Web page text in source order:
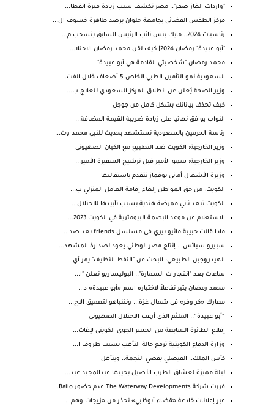
"واردات الغاز صفر".. مصر تكشف سبب زيادة فترة انقطا...
مركز الطقس الفضائي بجامعة حلوان يرصد ظاهرة خسوف ال...
رئاسيات 2024.. مايك بنس نائب الرئيس السابق ينسحب م...
"أبو عبيدة" رمضان 2024| كيف لقن محمد رمضان الاحتلا...
محمد رمضان "شخصيتي القادمة هي أبو عبيدة"
السعودية نمو التأمين الطبي الخاص 5 أضعاف خلال الفت...
وزير الصحة يُعلن عن انطلاق المركز السعودي للعلاج ب...
كيف تحذف بياناتك بشكل كامل من جوجل
النواب يوافق نهائيا على زيادة ضريبة القيمة المضافة...
رئاسة الحرمين بالسعودية تستشهد بحديث للنبي محمد وت...
وزير الخارجية: الكويت ضد التطبيع مع الكيان الصهيوني
وزير الخارجية: سمو الأمير قبل ترشيح السفيرة الأمير...
وزيرة الأشغال أماني بوقماز تتقدم باستقالتها
الكويت: من حق المواطن إلغاء إقامة العامل المنزلي ب...
الكويت تبعد ثاني ممرضة هندية بسبب تأييدها للاحتلال...
الاستعلام عن موعد البصمة البيومترية في الكويت 2023...
ماذا قالت حبيبة ماثيو بيري فى مسلسل friends بعد صد...
سبيرو سباتس .. إنتاج مصر الوطني يعود لصدارة المشهد...
الهيدروجين الطبيعي: البحث عن "النفط النظيف" يمر أي...
ساعات بعد "انفجارات السمارة".. البوليساريو تعلن "ا...
محمد رمضان يثير تفاعلاً لاختياره اسم «أبو عبيدة» د...
معارك «كر وفر» في شمال غزة... ونتنياهو لتعميق الاج...
“أبو عبيدة”.. الملثم الذي أرعب الاحتلال الصهيوني
إقلاع الطائرة السابعة من الجسر الجوي الكويتي لإغاث...
وزارة الدفاع الكويتية ترفع حالة التأهب بسبب ظروف ا...
كأس الملك.. الفيصلي يقصي النجمة.. ويتأهل
ليلة مميزة لعشاق الطرب الأصيل يحييها عبدالمجيد عبد...
قررت شركة The Waterway Developments عدم حضور Ballo...
عبر إعلانات خادعة «قضاء أبوظبي» تحذر من «زيجات وهم...